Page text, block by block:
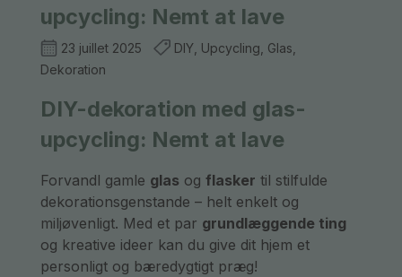
upcycling: Nemt at lave
23 juillet 2025
DIY, Upcycling, Glas,
Dekoration
DIY-dekoration med glas-
upcycling: Nemt at lave
Forvandl gamle glas og flasker til stilfulde
dekorationsgenstande – helt enkelt og
miljøvenligt. Med et par grundlæggende ting
og kreative ideer kan du give dit hjem et
personligt og bæredygtigt præg!